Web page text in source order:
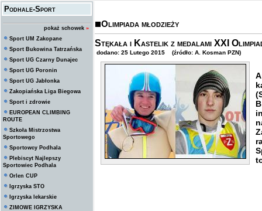
Podhale-Sport
pokaż schowek »
Sport UM Zakopane
Sport Bukowina Tatrzańska
Sport UG Czarny Dunajec
Sport UG Poronin
Sport UG Jabłonka
Zakopiańska Liga Biegowa
Sport i zdrowie
EUROPEAN CLIMBING
ROUTE
Szkoła Mistrzostwa
Sportowego
Sportowcy Podhala
Plebiscyt Najlepszy
Sportowiec Podhala
Orlen CUP
Igrzyska STO
Igrzyska lekarskie
ZIMOWE IGRZYSKA
Olimpiada młodzieży
Stękała i Kastelik z medalami XXI
dodano: 25 Lutego 2015 (źródło: A. Kosman PZN)